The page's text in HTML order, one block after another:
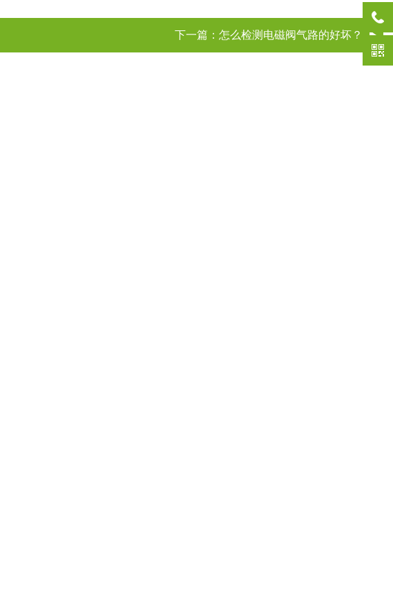
下一篇： 怎么检测电磁阀气路的好坏？